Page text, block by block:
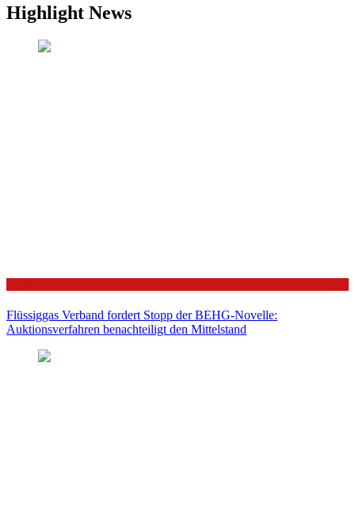
Highlight News
Flüssiggas Verband fordert Stopp der BEHG-Novelle:
Auktionsverfahren benachteiligt den Mittelstand